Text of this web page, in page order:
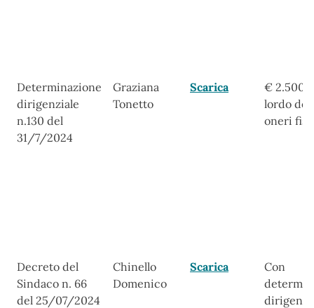
Determinazione
dirigenziale
n.130 del
31/7/2024
Graziana
Tonetto
Scarica
€
lordo
oneri
Decreto del
Sindaco n. 66
del 25/07/2024
Chinello
Domenico
Scarica
Con